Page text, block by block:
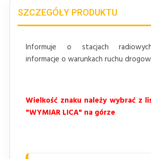
SZCZEGÓŁY PRODUKTU
Informuje o stacjach
informacje o warunkach ruchu
Wielkość znaku należy wybrać z
"WYMIAR LICA" na górze